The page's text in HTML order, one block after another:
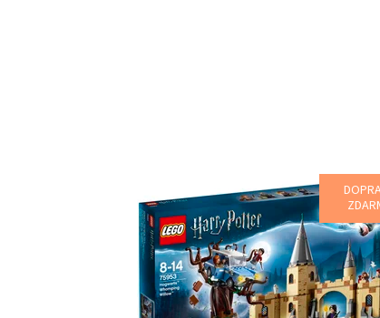
Vrať se zpátky do bradavického hradu v létajícím
Anglia!
Dostupnost:
Skladem2
3942
Značka:
LEGO